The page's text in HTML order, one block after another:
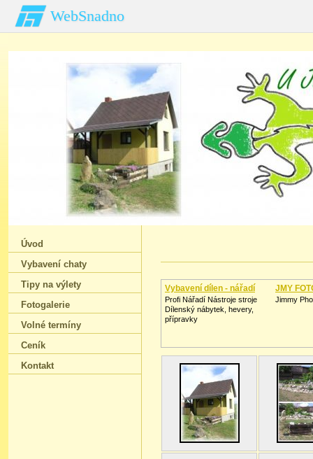
WebSnadno
Vybavení dílen - nářadí
Profi Nářadí Nástroje stroje
Dílenský nábytek, hevery,
přípravky
JMY
Jimmy
Úvod
Vybavení chaty
Tipy na výlety
Fotogalerie
Volné termíny
Ceník
Kontakt